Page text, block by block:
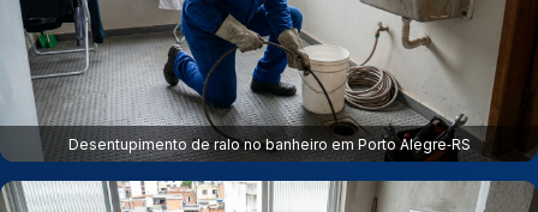
Desentupimento de ralo no banheiro em Porto Alegre‑RS